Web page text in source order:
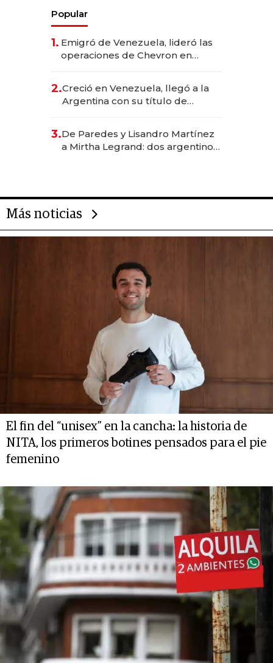
Popular
1. Emigró de Venezuela, lideró las
operaciones de Chevron en
2.Creció en Venezuela, llegó a la
Argentina con su título de
las marcas "fast premium"
3.De Paredes y Lisandro Martínez
a Mirtha Legrand: dos argentinos
Más noticias
El fin del “unisex” en la cancha: la historia de
NITA, los primeros botines pensados para el pie
femenino